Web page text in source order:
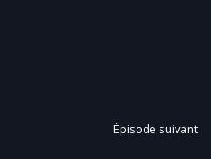
Épisode suivant